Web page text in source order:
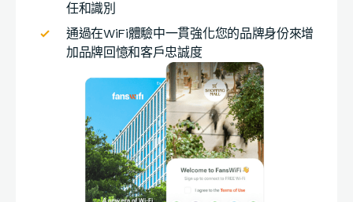
任和識別
通過在WiFi體驗中一貫強化您的品牌身份來增
加品牌回憶和客戶忠誠度